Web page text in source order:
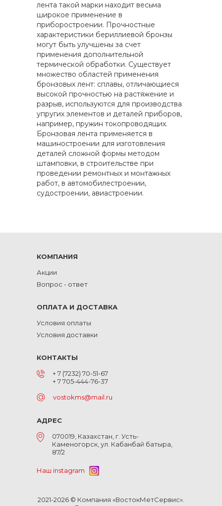
лента такой марки находит весьма
широкое применение в
приборостроении. Прочностные
характеристики бериллиевой бронзы
могут быть улучшены за счет
применения дополнительной
термической обработки. Существует
множество областей применения
бронзовых лент: сплавы, отличающиеся
высокой прочностью на растяжение и
разрыв, используются для производства
упругих элементов и деталей приборов,
например, пружин токопроводящих.
Бронзовая лента применяется в
машиностроении для изготовления
деталей сложной формы методом
штамповки, в строительстве при
проведении ремонтных и монтажных
работ, в автомобилестроении,
судостроении, авиастроении.
КОМПАНИЯ
Акции
Вопрос - ответ
ОПЛАТА И ДОСТАВКА
Условия оплаты
Условия доставки
КОНТАКТЫ
+ 7 (7232) 70-51-67
+ 7 705-444-76-37
vostokms@mail.ru
АДРЕС
070019, Казахстан, г. Усть-
Каменогорск, ул. Кабанбай батыра,
87/2
Наш instagram
2021-2026 © Компания «ВостокМетСервис».